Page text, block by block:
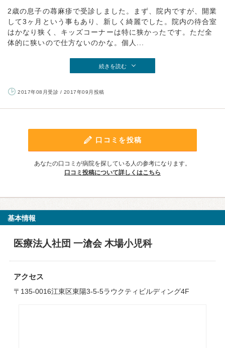
2歳の息子の蕁麻疹で受診しました。まず、院内ですが、開業
して3ヶ月という事もあり、新しく綺麗でした。院内の待合室
はかなり狭く、キッズコーナーは特に狭かったです。ただ全
体的に狭いので仕方ないのかな。個人...
続きを読む
2017年08月受診 / 2017年09月投稿
口コミを投稿
あなたの口コミが病院を探している人の参考になります。
口コミ投稿について詳しくはこちら
基本情報
医療法人社団 一滄会 木場小児科
アクセス
〒135-0016江東区東陽3-5-5ラウクティビルディング4F